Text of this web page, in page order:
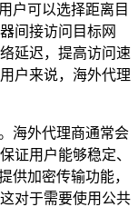
户可以选择距离目
间接访问目标网
延迟，提高访问速
户来说，海外代理
海外代理商通常会
证用户能够稳定、
供加密传输功能，
对于需要使用公共